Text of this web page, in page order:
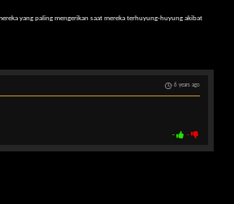
yang paling mengerikan saat mereka terhuyung-huyung akibat
6 years ago
- -